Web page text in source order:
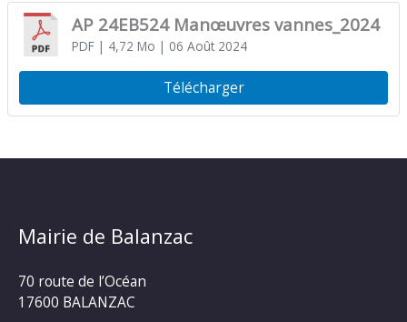
AP 24EB524 Manœuvres vannes_2024
PDF| 4,72 Mo | 06 Août 2024
Télécharger
Mairie de Balanzac
70 route de l’Océan
17600 BALANZAC